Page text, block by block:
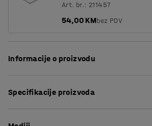
Art. br.: 211457
54,00 KMbez PDV
Informacije o proizvodu
dizajnom koji je idealan i za skladišta i
Specifikacije proizvoda